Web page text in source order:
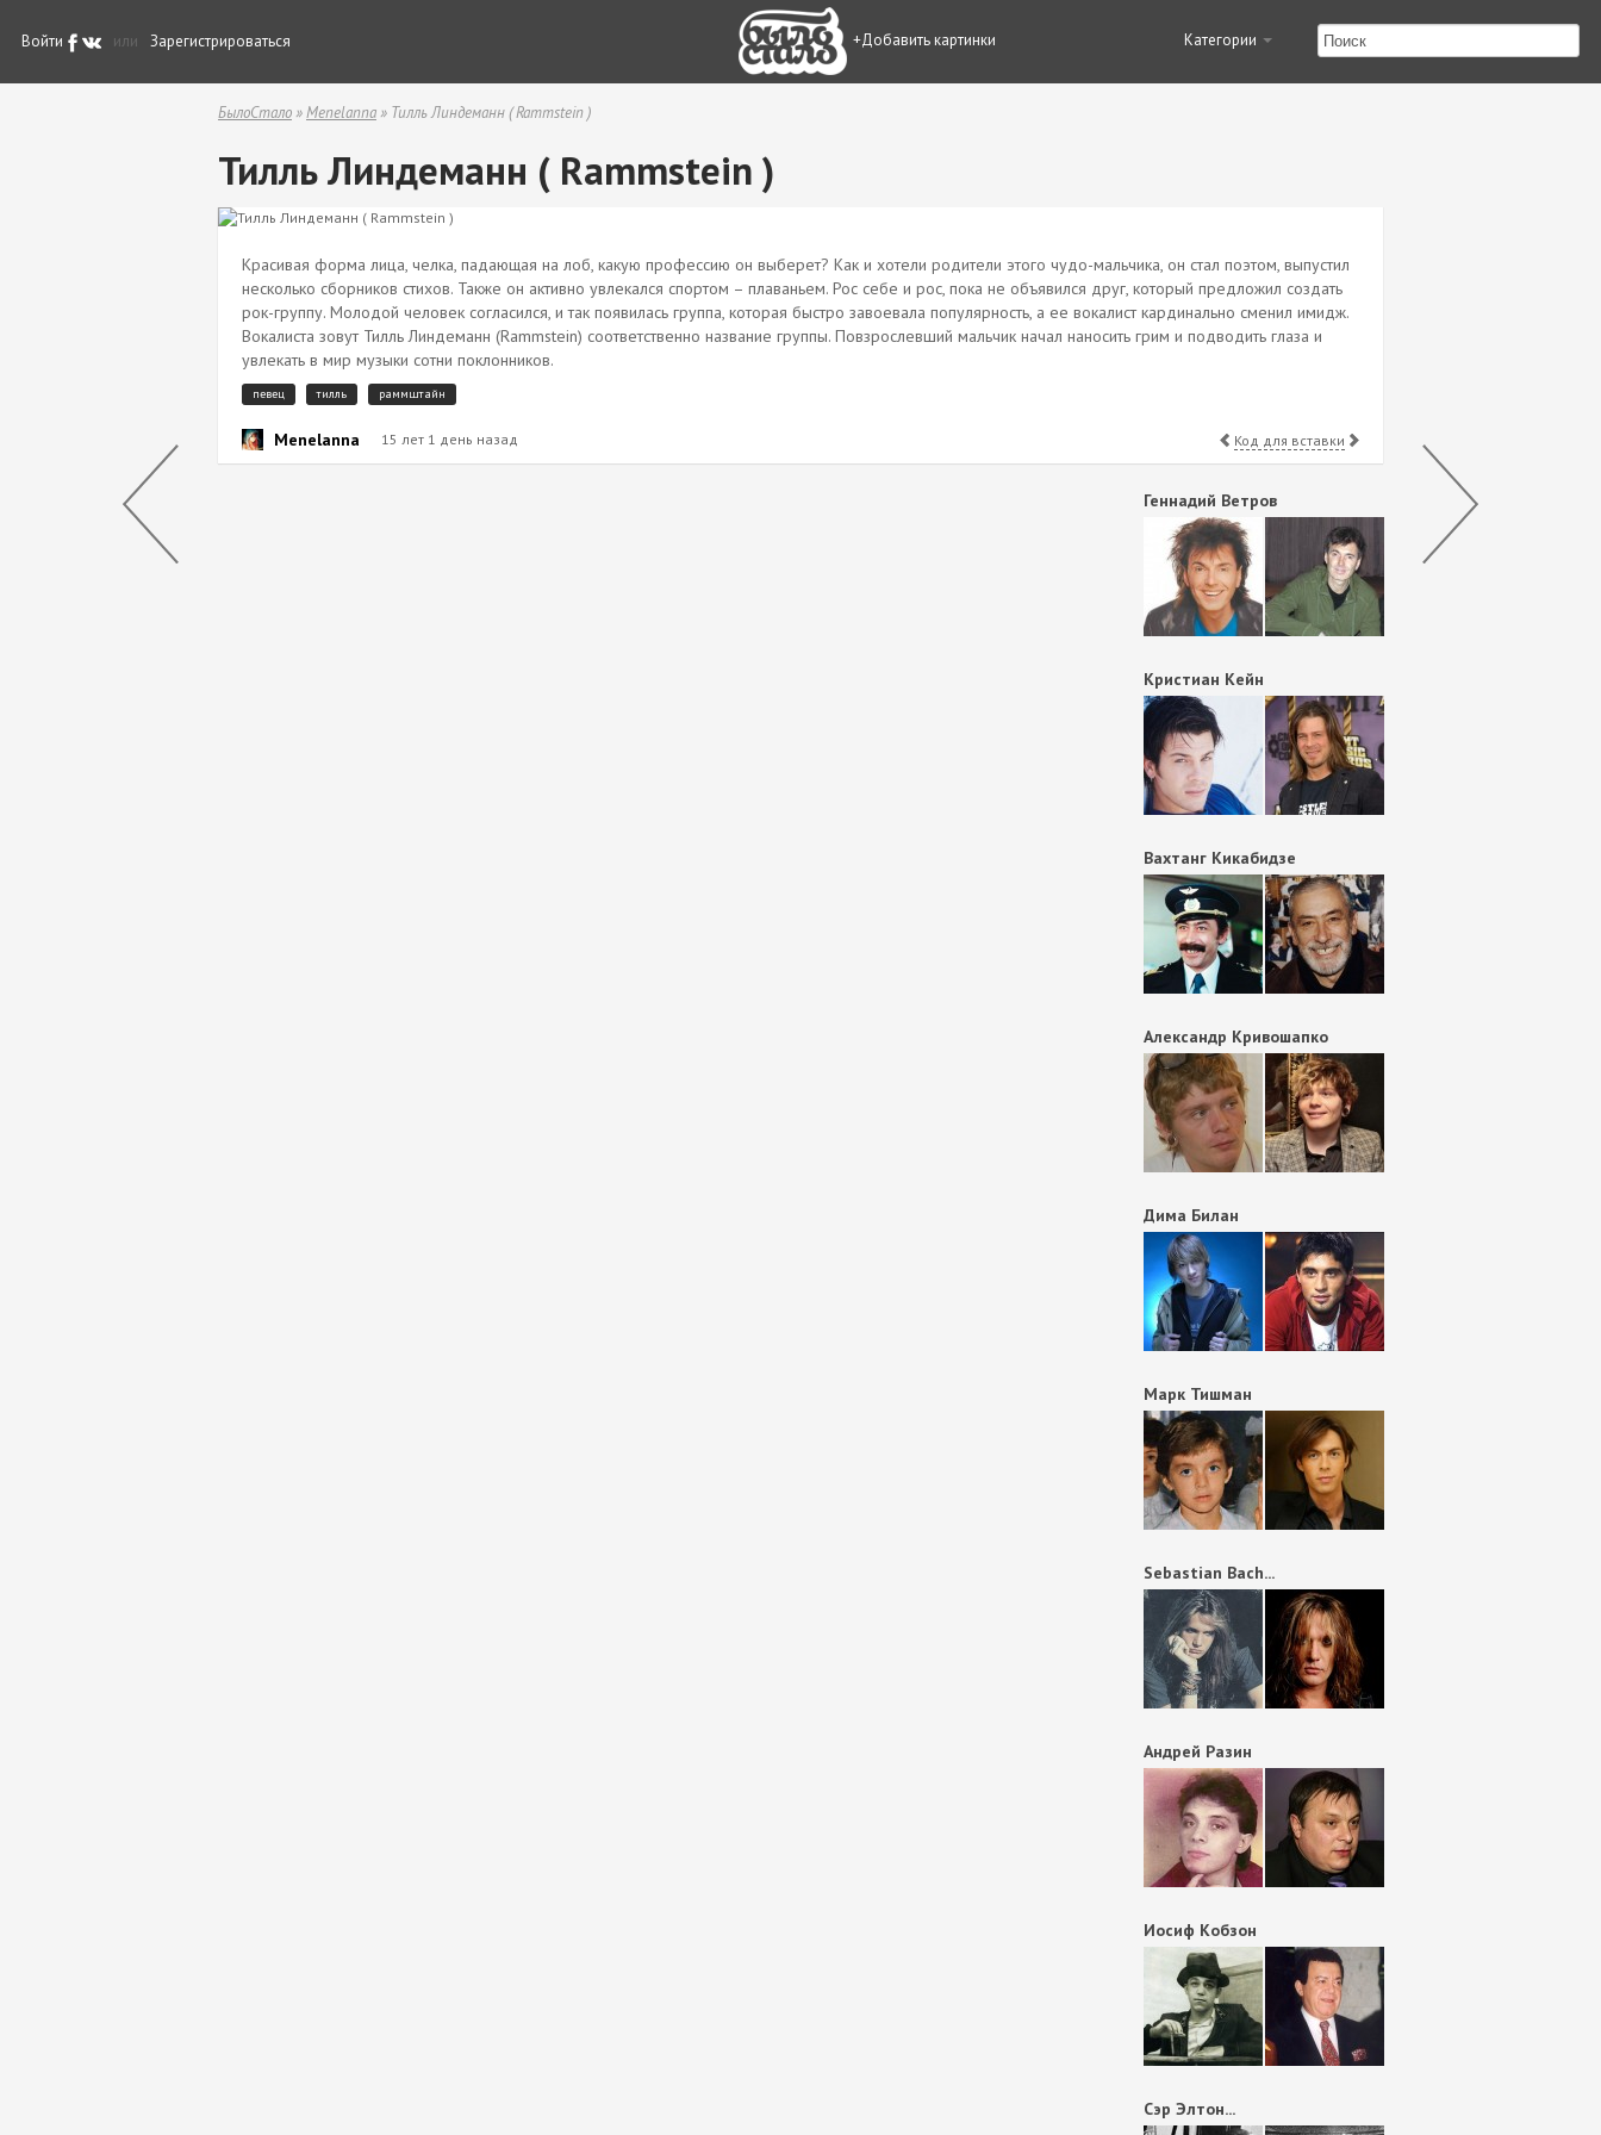
+Добавить картинки
Войти или Зарегистрироваться Категории
БылоСтало »Menelanna » Тилль Линдеманн ( Rammstein )
Тилль Линдеманн ( Rammstein )
Красивая форма лица, челка, падающая на лоб, какую профессию он выберет? Как и хотели родители этого чудо-мальчика, он стал поэтом, выпустил
несколько сборников стихов. Также он активно увлекался спортом – плаваньем. Рос себе и рос, пока не объявился друг, который предложил создать
рок-группу. Молодой человек согласился, и так появилась группа, которая быстро завоевала популярность, а ее вокалист кардинально сменил имидж.
Вокалиста зовут Тилль Линдеманн (Rammstein) соответственно название группы. Повзрослевший мальчик начал наносить грим и подводить глаза и
увлекать в мир музыки сотни поклонников.
певец тилль раммштайн
Menelanna 15 лет 1 день назад Код для вставки
Геннадий Ветров
Кристиан Кейн
Вахтанг Кикабидзе
Александр Кривошапко
Дима Билан
Марк Тишман
Sebastian Bach...
Андрей Разин
Иосиф Кобзон
Сэр Элтон...